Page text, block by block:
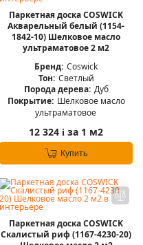
Паркетная доска COSWICK
Акварельный белый (1154-
1842-10) Шелковое масло
ультраматовое 2 м2
Бренд: Coswick
Тон: Светлый
Порода дерева: Дуб
Покрытие: Шелковое масло
ультраматовое
12 324 i за 1 м2
Купить
Паркетная доска COSWICK
Скалистый риф (1167-4230-20)